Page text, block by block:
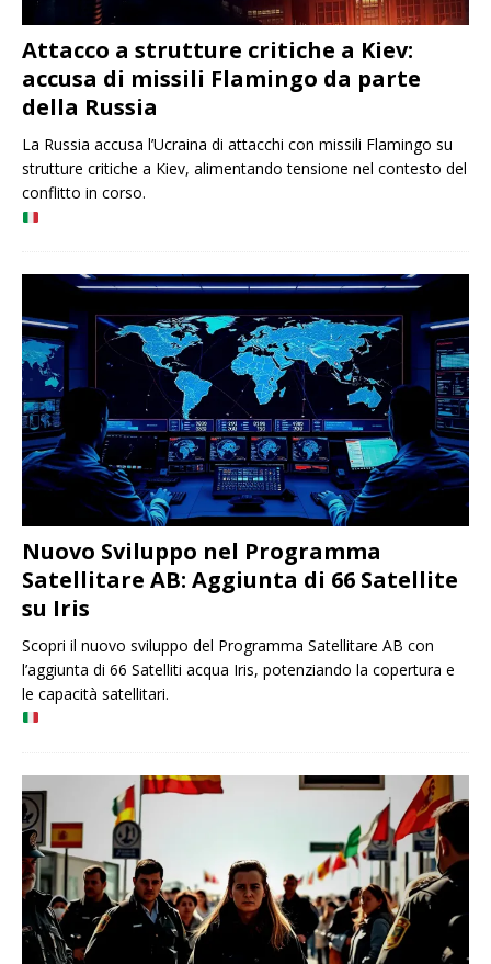
Attacco a strutture critiche a Kiev:
accusa di missili Flamingo da parte
della Russia
La Russia accusa l’Ucraina di attacchi con missili Flamingo su
strutture critiche a Kiev, alimentando tensione nel contesto del
conflitto in corso.
Nuovo Sviluppo nel Programma
Satellitare AB: Aggiunta di 66 Satellite
su Iris
Scopri il nuovo sviluppo del Programma Satellitare AB con
l’aggiunta di 66 Satelliti acqua Iris, potenziando la copertura e
le capacità satellitari.